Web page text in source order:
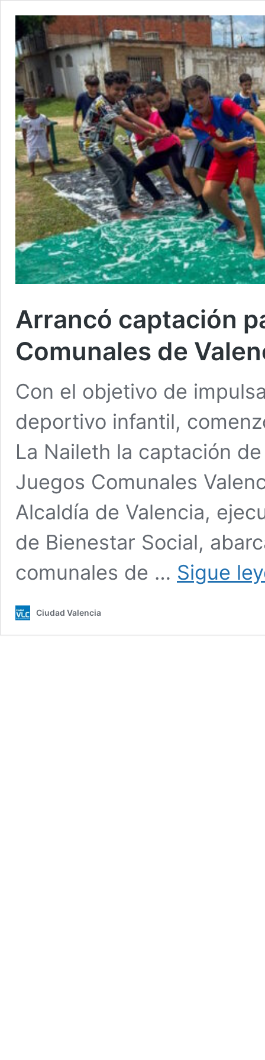
Arrancó captación
Comunales de
Con el objetivo de
deportivo infantil,
La Naileth la captación
Juegos Comunales
Alcaldía de Valencia,
de Bienestar Social,
comunales de … Sigue
Ciudad Valencia